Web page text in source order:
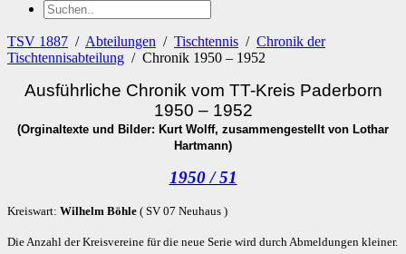
TSV 1887 / Abteilungen / Tischtennis / Chronik der
Tischtennisabteilung / Chronik 1950 – 1952
Ausführliche Chronik vom TT-Kreis Paderborn
1950 – 1952
(Orginaltexte und Bilder: Kurt Wolff, zusammengestellt von Lothar
Hartmann)
1950 / 51
Kreiswart: Wilhelm Böhle ( SV 07 Neuhaus )
Die Anzahl der Kreisvereine für die neue Serie wird durch Abmeldungen kleiner.